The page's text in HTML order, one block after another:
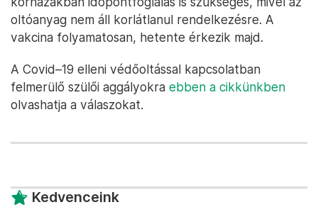
oltóanyag nem áll korlátlanul rendelkezésre. A
vakcina folyamatosan, hetente érkezik majd.
A Covid–19 elleni védőoltással kapcsolatban
felmerülő szülői aggályokra ebben a cikkünkben
olvashatja a válaszokat.
Kedvenceink